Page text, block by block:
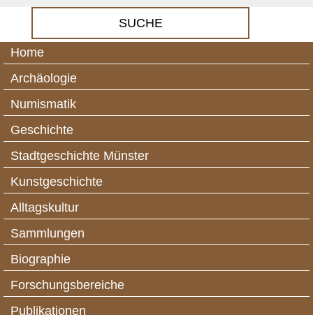
Home
Archäologie
Numismatik
Geschichte
Stadtgeschichte Münster
Kunstgeschichte
Alltagskultur
Sammlungen
Biographie
Forschungsbereiche
Publikationen